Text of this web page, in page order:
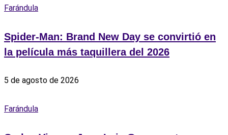
Farándula
Spider-Man: Brand New Day se convirtió en
la película más taquillera del 2026
5 de agosto de 2026
Farándula